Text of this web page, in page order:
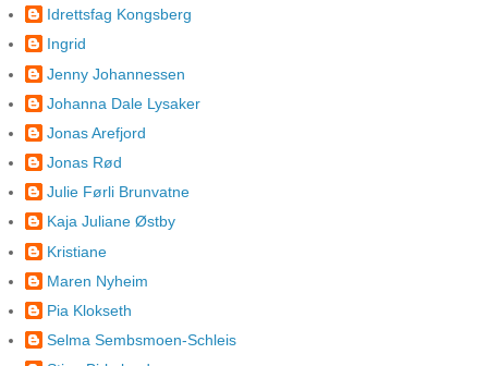
Idrettsfag Kongsberg
Ingrid
Jenny Johannessen
Johanna Dale Lysaker
Jonas Arefjord
Jonas Rød
Julie Førli Brunvatne
Kaja Juliane Østby
Kristiane
Maren Nyheim
Pia Klokseth
Selma Sembsmoen-Schleis